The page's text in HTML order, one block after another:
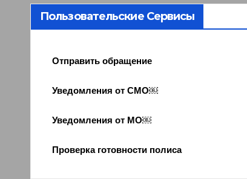
Пользовательские Сервисы
Отправить обращение
Уведомления от СМО￼
Уведомления от МО￼
Проверка готовности полиса